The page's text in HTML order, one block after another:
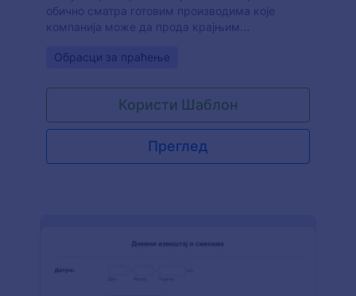
обично сматра готовим производима које
компанија може да прода крајњим
ће ти омогућити да прикажеш своје производе,
су им потребне, одаберу количину која им је
потребна за сваку ставку и одаберу локацију
испоруке.
Go to Category:
Обрасци за праћење
Користи Шаблон
Преглед